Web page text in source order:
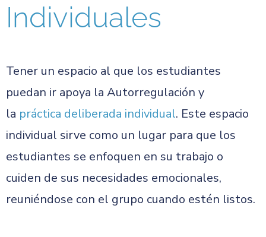
Individuales
Tener un espacio al que los estudiantes
puedan ir apoya la Autorregulación y
la práctica deliberada individual. Este espacio
individual sirve como un lugar para que los
estudiantes se enfoquen en su trabajo o
cuiden de sus necesidades emocionales,
reuniéndose con el grupo cuando estén listos.